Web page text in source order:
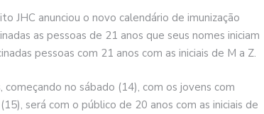
JHC anunciou o novo calendário de imunização
as pessoas de 21 anos que seus nomes iniciam
pessoas com 21 anos com as iniciais de M a Z.
no sábado (14), com os jovens com
será com o público de 20 anos com as iniciais de